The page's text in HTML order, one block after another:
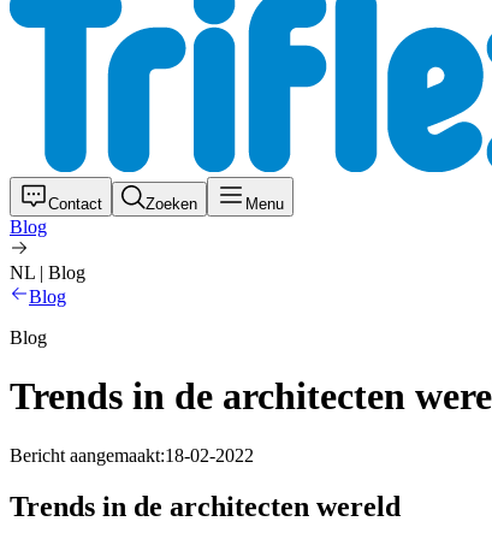
Contact Zoeken Menu
Blog
NL | Blog
Blog
Blog
Trends in de architecten
Bericht aangemaakt:18-02-2022
Trends in de architecten wereld